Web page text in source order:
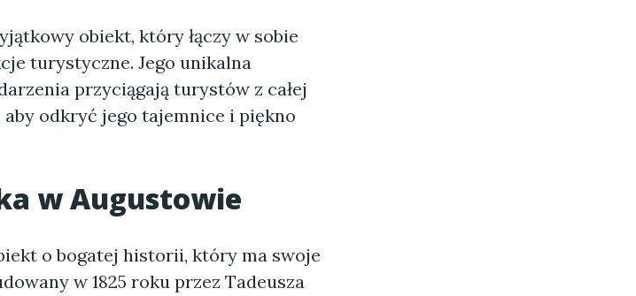
obiekt, który łączy w sobie
turystyczne. Jego unikalna
przyciągają turystów z całej
odkryć jego tajemnice i piękno
w Augustowie
o bogatej historii, który ma swoje
w 1825 roku przez Tadeusza